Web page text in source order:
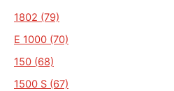
1802 (79)
E 1000 (70)
150 (68)
1500 S (67)